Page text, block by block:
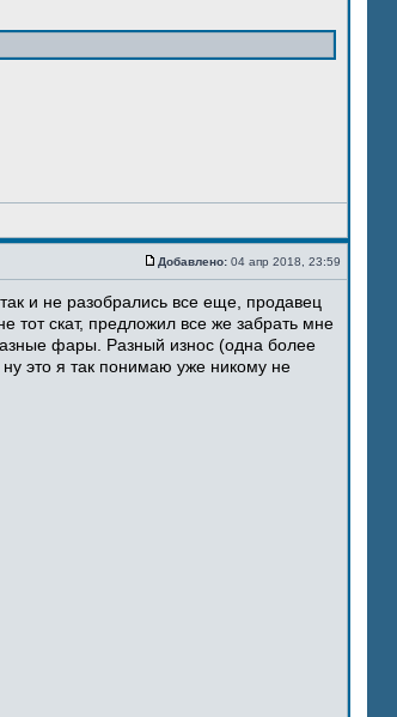
Добавлено: 04 апр 2018, 23:59
и не разобрались все еще, продавец
тот скат, предложил все же забрать мне
фары. Разный износ (одна более
это я так понимаю уже никому не